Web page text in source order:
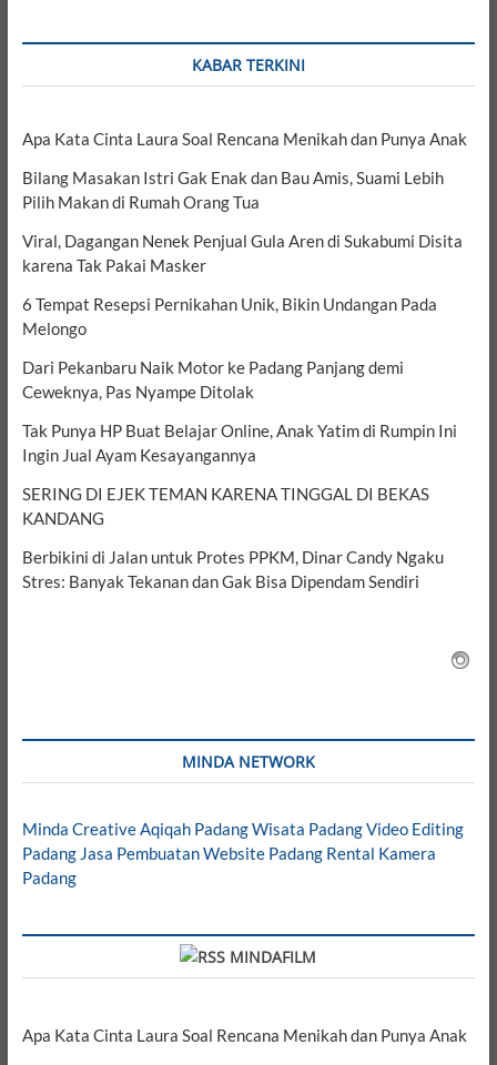
KABAR TERKINI
Apa Kata Cinta Laura Soal Rencana Menikah dan Punya Anak
Bilang Masakan Istri Gak Enak dan Bau Amis, Suami Lebih
Pilih Makan di Rumah Orang Tua
Viral, Dagangan Nenek Penjual Gula Aren di Sukabumi Disita
karena Tak Pakai Masker
6 Tempat Resepsi Pernikahan Unik, Bikin Undangan Pada
Melongo
Dari Pekanbaru Naik Motor ke Padang Panjang demi
Ceweknya, Pas Nyampe Ditolak
Tak Punya HP Buat Belajar Online, Anak Yatim di Rumpin Ini
Ingin Jual Ayam Kesayangannya
SERING DI EJEK TEMAN KARENA TINGGAL DI BEKAS
KANDANG
Berbikini di Jalan untuk Protes PPKM, Dinar Candy Ngaku
Stres: Banyak Tekanan dan Gak Bisa Dipendam Sendiri
MINDA NETWORK
Minda CreativeAqiqah PadangWisata PadangVideo Editing
Padang Jasa Pembuatan Website Padang Rental Kamera
Padang
MINDAFILM
Apa Kata Cinta Laura Soal Rencana Menikah dan Punya Anak